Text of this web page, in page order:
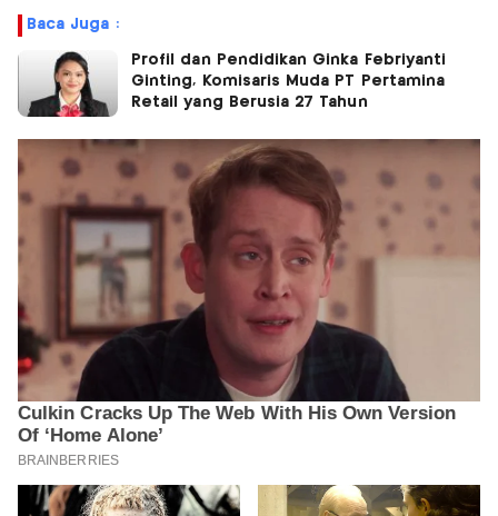
Baca Juga :
Profil dan Pendidikan Ginka Febriyanti
Ginting, Komisaris Muda PT Pertamina
Retail yang Berusia 27 Tahun